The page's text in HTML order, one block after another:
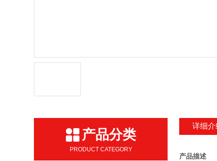
产品分类
PRODUCT CATEGORY
详细介
产品描述